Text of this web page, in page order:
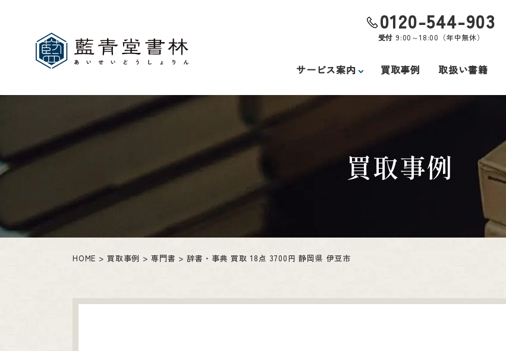
サービス案内 買取事例 取扱い書籍
0120-544-903
受付 9:00～18:00（年中無休）
買取事例
HOME 買取事例 専門書 辞書・事典 買取 18点 3700円 静岡県 伊豆市